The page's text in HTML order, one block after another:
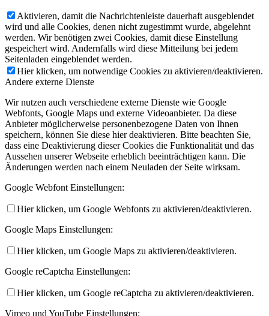
Aktivieren, damit die Nachrichtenleiste dauerhaft ausgeblendet
wird und alle Cookies, denen nicht zugestimmt wurde, abgelehnt
werden. Wir benötigen zwei Cookies, damit diese Einstellung
gespeichert wird. Andernfalls wird diese Mitteilung bei jedem
Seitenladen eingeblendet werden.
Hier klicken, um notwendige Cookies zu aktivieren/deaktivieren.
Andere externe Dienste
Wir nutzen auch verschiedene externe Dienste wie Google
Webfonts, Google Maps und externe Videoanbieter. Da diese
Anbieter möglicherweise personenbezogene Daten von Ihnen
speichern, können Sie diese hier deaktivieren. Bitte beachten Sie,
dass eine Deaktivierung dieser Cookies die Funktionalität und das
Aussehen unserer Webseite erheblich beeinträchtigen kann. Die
Änderungen werden nach einem Neuladen der Seite wirksam.
Google Webfont Einstellungen:
Hier klicken, um Google Webfonts zu aktivieren/deaktivieren.
Google Maps Einstellungen:
Hier klicken, um Google Maps zu aktivieren/deaktivieren.
Google reCaptcha Einstellungen:
Hier klicken, um Google reCaptcha zu aktivieren/deaktivieren.
Vimeo und YouTube Einstellungen: